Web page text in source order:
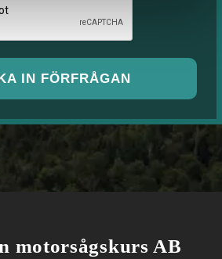
IN FÖRFRÅGAN
motorsågskurs AB